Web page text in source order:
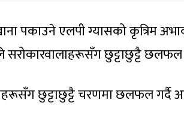
पकाउने एलपी ग्यासको कृत्रिम
छुट्टाछुट्टै
छुट्टाछुट्टै चरणमा छलफल गर्दै